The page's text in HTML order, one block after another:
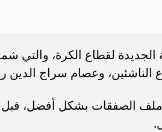
الجديدة لقطاع الكرة، والتي
وعصام سراج الدين
ملف الصفقات بشكل أفضل،